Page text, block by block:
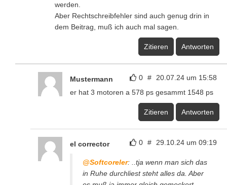
werden.
Aber Rechtschreibfehler sind auch genug drin in
dem Beitrag, muß ich auch mal sagen.
Zitieren Antworten
0 # 20.07.24 um 15:58
Mustermann
er hat 3 motoren a 578 ps gesammt 1548 ps
Zitieren Antworten
0 # 29.10.24 um 09:19
el corrector
@Softcoreler: ..tja wenn man sich das
in Ruhe durchliest steht alles da. Aber